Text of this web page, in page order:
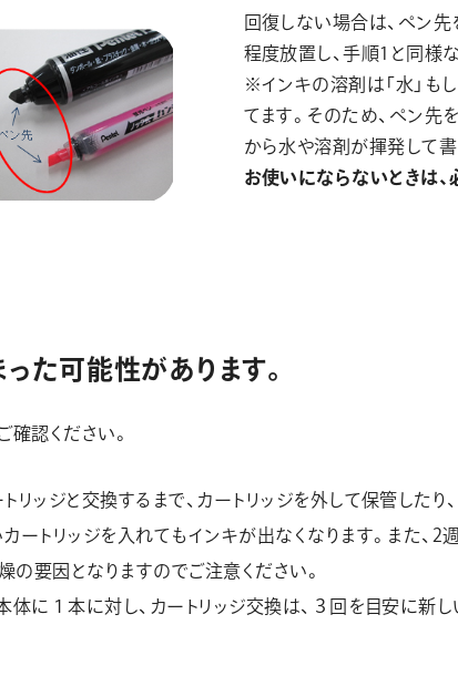
回復しない場合は、ペン
程度放置し、手順1と同様
※インキの溶剤は「水」も
てます。そのため、ペン先
から水や溶剤が揮発して書
お使いにならないときは、
た可能性があります。
確認ください。
リッジと交換するまで、カートリッジを外して保管した
ートリッジを入れてもインキが出なくなります。また、
要因となりますのでご注意ください。
体に１本に対し、カートリッジ交換は、３回を目安に新